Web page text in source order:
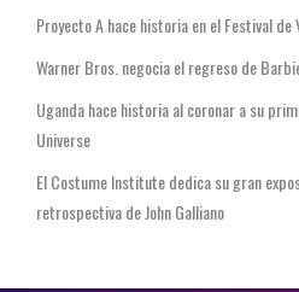
Proyecto A hace historia en el Festival de
Warner Bros. negocia el regreso de
Uganda hace historia al coronar a su
Universe
El Costume Institute dedica su gran
retrospectiva de John Galliano